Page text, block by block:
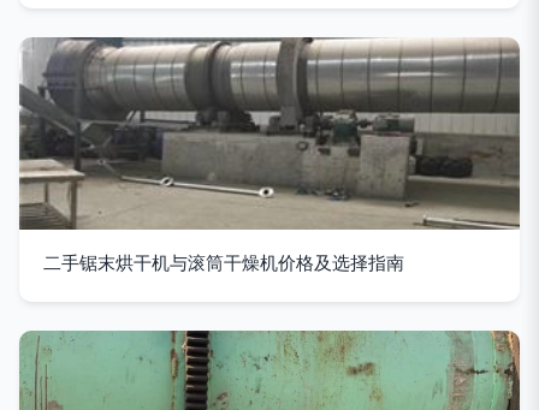
二手锯末烘干机与滚筒干燥机价格及选择指南